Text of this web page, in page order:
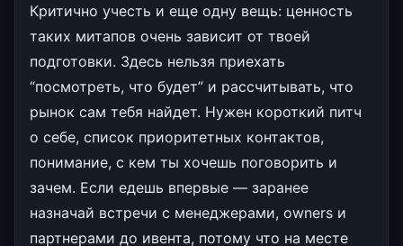
Критично учесть и еще одну вещь: ценность
таких митапов очень зависит от твоей
подготовки. Здесь нельзя приехать
“посмотреть, что будет” и рассчитывать, что
рынок сам тебя найдет. Нужен короткий питч
о себе, список приоритетных контактов,
понимание, с кем ты хочешь поговорить и
зачем. Если едешь впервые — заранее
назначай встречи с менеджерами, owners и
партнерами до ивента, потому что на месте